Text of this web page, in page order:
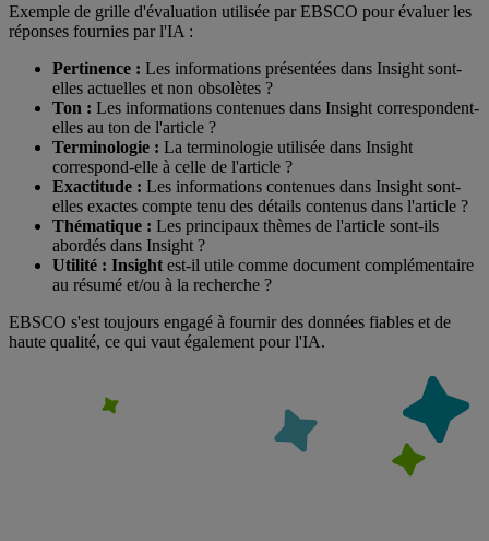
Exemple de grille d'évaluation utilisée par EBSCO pour évaluer les
réponses fournies par l'IA :
Pertinence : Les informations présentées dans Insight sont-
elles actuelles et non obsolètes ?
Ton : Les informations contenues dans Insight correspondent-
elles au ton de l'article ?
Terminologie : La terminologie utilisée dans Insight
correspond-elle à celle de l'article ?
Exactitude : Les informations contenues dans Insight sont-
elles exactes compte tenu des détails contenus dans l'article ?
Thématique : Les principaux thèmes de l'article sont-ils
abordés dans Insight ?
Utilité : Insight est-il utile comme document complémentaire
au résumé et/ou à la recherche ?
EBSCO s'est toujours engagé à fournir des données fiables et de
haute qualité, ce qui vaut également pour l'IA.